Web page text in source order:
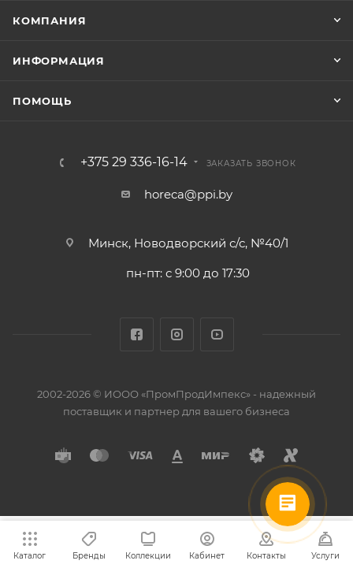
КОМПАНИЯ
ИНФОРМАЦИЯ
ПОМОЩЬ
+375 29 336-16-14 ЗАКАЗАТЬ ЗВОНОК
horeca@ppi.by
Минск, Новодворский с/с, №40/1
пн-пт: с 9:00 до 17:30
2002-2026 © ИООО «ПромПродИмпекс» - надежный
поставщик и партнер для вашего бизнеса
Каталог Бренды Коллекции Кабинет Контакты Услуги